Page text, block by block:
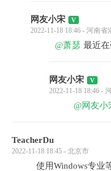
网友小宋
2022-11-18 18:46 - 河南省
@萧瑟 最近
网友小宋
2022-11-18 18:46 -
@网友小
TeacherDu
2022-11-18 18:45 - 北京市
使用Windows专业